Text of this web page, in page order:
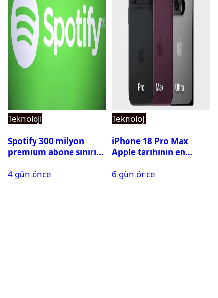
Teknoloji
Spotify 300 milyon
premium abone sınırını
4 gün önce
Teknoloji
iPhone 18 Pro Max
Apple tarihinin en
6 gün önce